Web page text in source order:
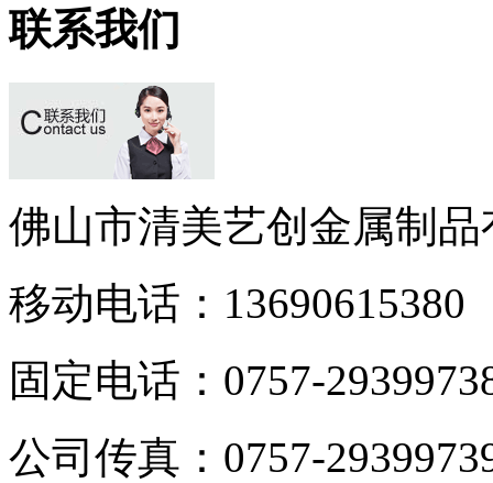
联系我们
佛山市清美艺创金属制
移动电话： 13690615380
固定电话： 0757-
公司传真： 0757-